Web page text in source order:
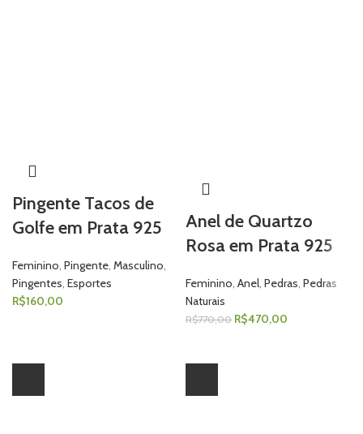
Pingente Tacos de
Golfe em Prata 925
Feminino, Pingente, Masculino,
Pingentes, Esportes
R$160,00
Anel de Quartzo
Rosa em Prata 925
Feminino, Anel, Pedras, Pedras
Naturais
R$770,00 R$470,00